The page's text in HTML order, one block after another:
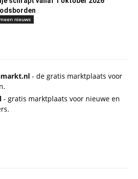
nieuws
- de gratis marktplaats voor
- gratis marktplaats voor nieuwe en